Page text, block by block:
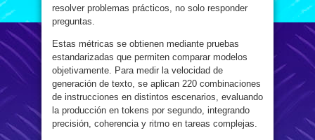
resolver problemas prácticos, no solo responder
preguntas.
Estas métricas se obtienen mediante pruebas
estandarizadas que permiten comparar modelos
objetivamente. Para medir la velocidad de
generación de texto, se aplican 220 combinaciones
de instrucciones en distintos escenarios, evaluando
la producción en tokens por segundo, integrando
precisión, coherencia y ritmo en tareas complejas.